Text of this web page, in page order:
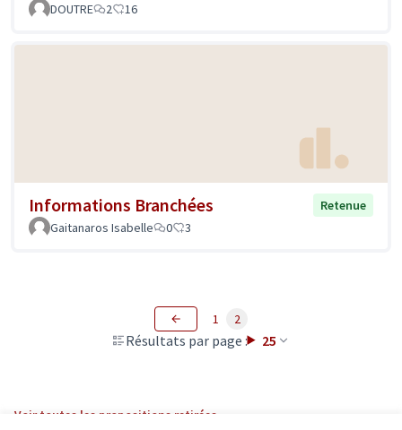
DOUTRE 2 16
Informations Branchées
Retenue
Gaitanaros Isabelle
0 3
Résultats par page : 25
1 2
Voir toutes les propositions retirées